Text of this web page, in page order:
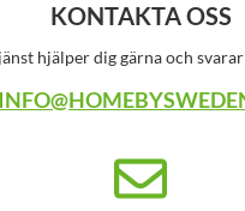
KONTAKTA OSS
hjälper dig gärna och